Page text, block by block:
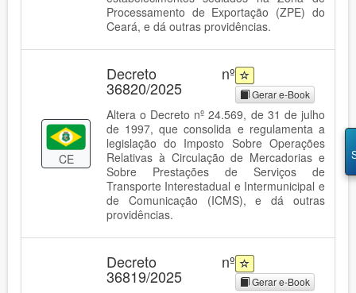
Processamento de Exportação (ZPE) do
Ceará, e dá outras providências.
CE
Decreto nº
36820/2025 Gerar e-Book
Altera o Decreto nº 24.569, de 31 de julho
de 1997, que consolida e regulamenta a
legislação do Imposto Sobre Operações
Relativas à Circulação de Mercadorias e
Sobre Prestações de Serviços de
Transporte Interestadual e Intermunicipal e
de Comunicação (ICMS), e dá outras
providências.
Decreto nº
36819/2025 Gerar e-Book